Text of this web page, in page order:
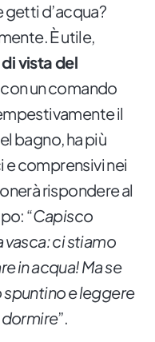
d’acqua?
È utile,
vista del
un comando
il
bagno, ha più
comprensivi nei
rispondere al
“Capisco
vasca: ci stiamo
in acqua! Ma se
spuntino e leggere
dormire”.